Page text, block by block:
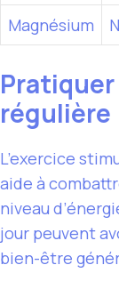
Magnésium
régulière
L’exercice
aide à
niveau
jour peuvent
bien-être